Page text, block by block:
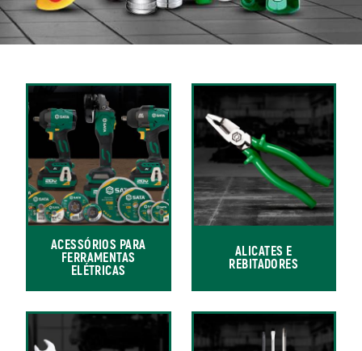
ACESSÓRIOS PARA
FERRAMENTAS
ELÉTRICAS
ALICATES E
REBITADORES